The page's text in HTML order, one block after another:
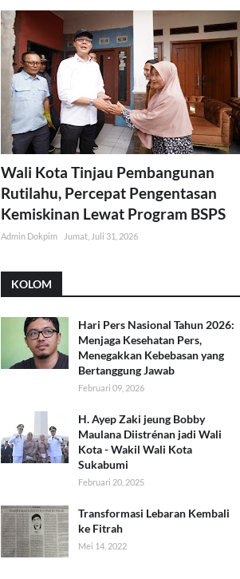
Wali Kota Tinjau Pembangunan
Rutilahu, Percepat Pengentasan
Kemiskinan Lewat Program BSPS
Admin Dokpim Jumat, Juli 31, 2026
KOLOM
Hari Pers Nasional Tahun 2026:
Menjaga Kesehatan Pers,
Menegakkan Kebebasan yang
Bertanggung Jawab
Februari 09, 2026
H. Ayep Zaki jeung Bobby
Maulana Diistrénan jadi Wali
Kota - Wakil Wali Kota
Sukabumi
Februari 20, 2025
Transformasi Lebaran Kembali
ke Fitrah
Mei 14, 2022